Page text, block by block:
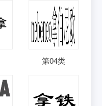
第04类